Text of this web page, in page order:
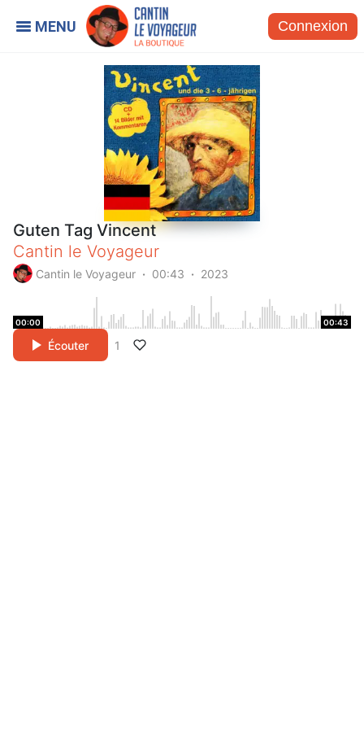
Connexion
Guten Tag Vincent
Cantin le Voyageur
Cantin le Voyageur 00:43 2023
00:00 00:43
Écouter 1